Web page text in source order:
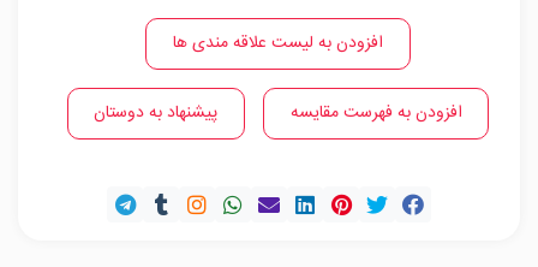
افزودن به لیست علاقه مندی ها
افزودن به فهرست مقایسه پیشنهاد به دوستان